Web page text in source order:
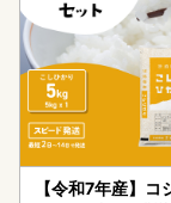
【令和7年産】コ